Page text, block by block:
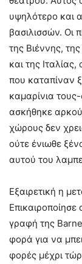
υψηλότερο και
βασιλισσών. Οι
της Βιέννης,
και της
που καταπίναν
καμαρίνια
ασκήθηκε
χώρους δεν
ούτε ένιωθε
αυτού του
Εξαιρετική η
γραφή της
φορά για να
φορές μέχρι